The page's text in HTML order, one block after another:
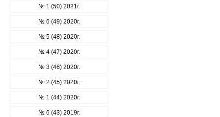
№ 1 (50) 2021г.
№ 6 (49) 2020г.
№ 5 (48) 2020г.
№ 4 (47) 2020г.
№ 3 (46) 2020г.
№ 2 (45) 2020г.
№ 1 (44) 2020г.
№ 6 (43) 2019г.